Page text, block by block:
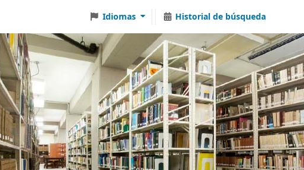
Idiomas Historial de búsqueda